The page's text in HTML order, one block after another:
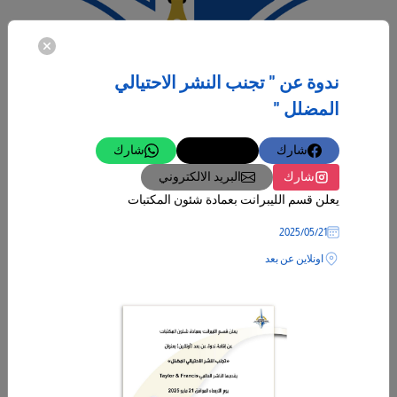
ورشة عمل السلامة والصحة المهنية في بيئة العمل
فندق راديسون بلو
ندوة عن " تجنب النشر الاحتيالي
المضلل "
شارك
شارك
شارك
البريد الالكتروني
يعلن قسم الليبرانت بعمادة شئون المكتبات
21‏/05‏/2025
اونلاين عن بعد